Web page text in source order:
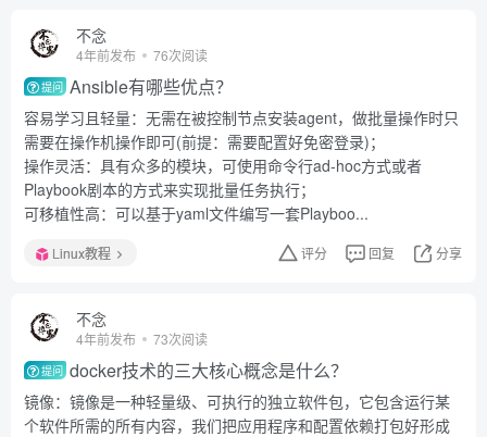
不念
4年前发布 76次阅读
提问 Ansible有哪些优点？
容易学习且轻量：无需在被控制节点安装agent，做批量操作时只
需要在操作机操作即可(前提：需要配置好免密登录)；
操作灵活：具有众多的模块，可使用命令行ad-hoc方式或者
Playbook剧本的方式来实现批量任务执行；
可移植性高：可以基于yaml文件编写一套Playboo...
Linux教程 评分 回复 分享
不念
4年前发布 73次阅读
提问 docker技术的三大核心概念是什么？
镜像：镜像是一种轻量级、可执行的独立软件包，它包含运行某
个软件所需的所有内容，我们把应用程序和配置依赖打包好形成